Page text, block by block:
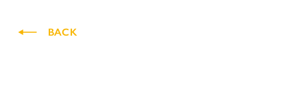
BACK